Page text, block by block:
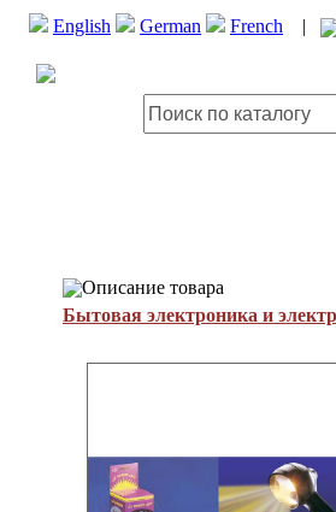
English German French |
Описание товара
Бытовая электроника и